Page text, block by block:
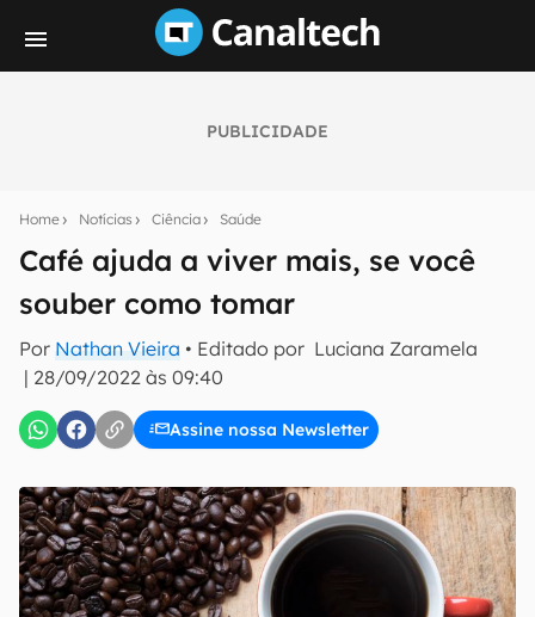
PUBLICIDADE
Home Notícias Ciência Saúde
Café ajuda a viver mais, se você
souber como tomar
Por Nathan Vieira • Editado por Luciana Zaramela
| 28/09/2022 às 09:40
Assine nossa Newsletter
notícias e reviews sobre tecnologia em primeira
mão.
E-mail
Uso e Política de Privacidade do Canaltech.